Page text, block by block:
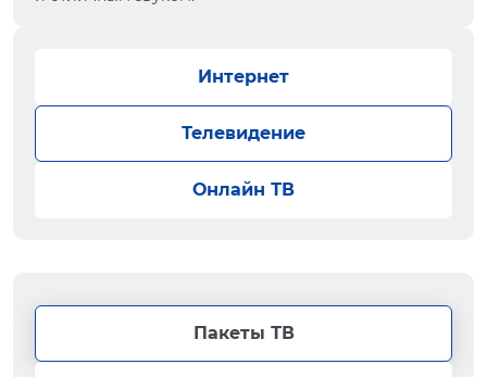
Интернет
Телевидение
Онлайн ТВ
Пакеты ТВ